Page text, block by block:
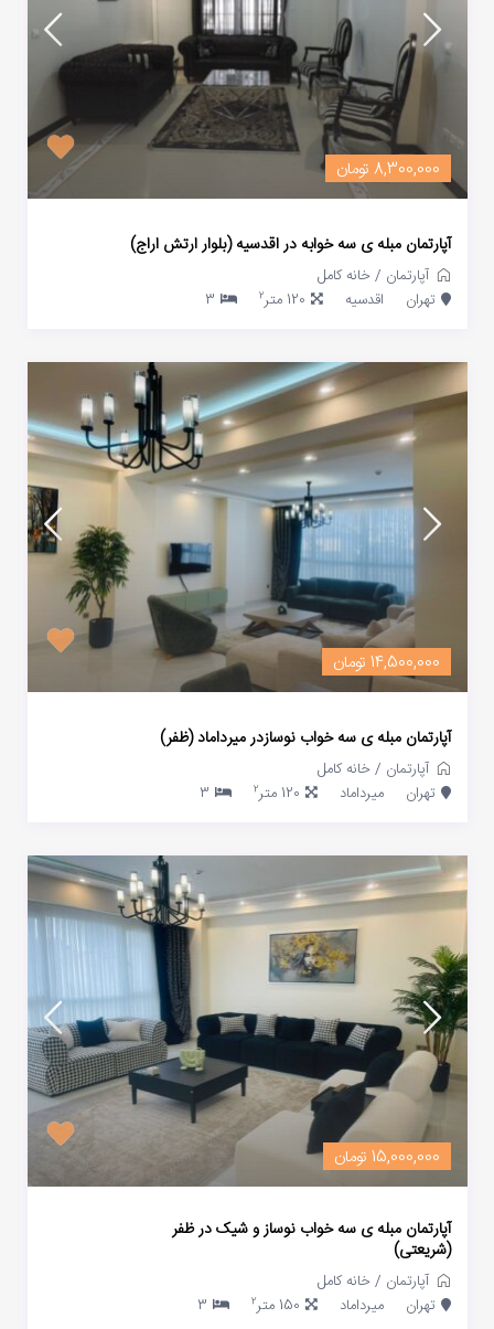
8,300,000 تومان
آپارتمان مبله ی سه خوابه در اقدسیه (بلوار ارتش اراج)
آپارتمان /خانه کامل
تهران
اقدسیه 120 متر 2
3
14,500,000 تومان
آپارتمان مبله ی سه خواب نوسازدر میرداماد (ظفر)
آپارتمان /خانه کامل
تهران
میرداماد 120 متر 2
3
15,000,000 تومان
آپارتمان مبله ی سه خواب نوساز و شیک در ظفر
(شریعتی)
آپارتمان /خانه کامل
تهران
میرداماد 150 متر 2
3